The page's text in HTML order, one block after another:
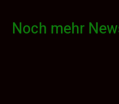
Noch mehr